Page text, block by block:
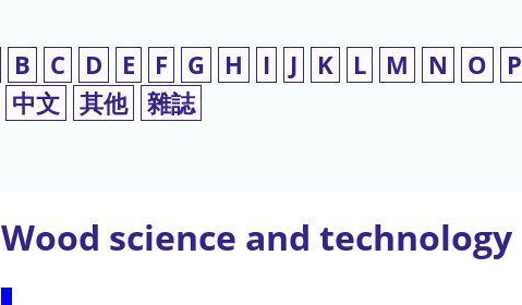
使
用
索
詞
B C D E F G H I J K L M N O P
中文 其他 雜誌
Wood science and technology